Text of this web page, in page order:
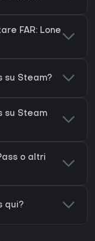
FAR: Lone
su Steam?
su Steam
o altri
qui?